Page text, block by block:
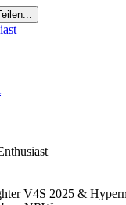
V4S 2025 &